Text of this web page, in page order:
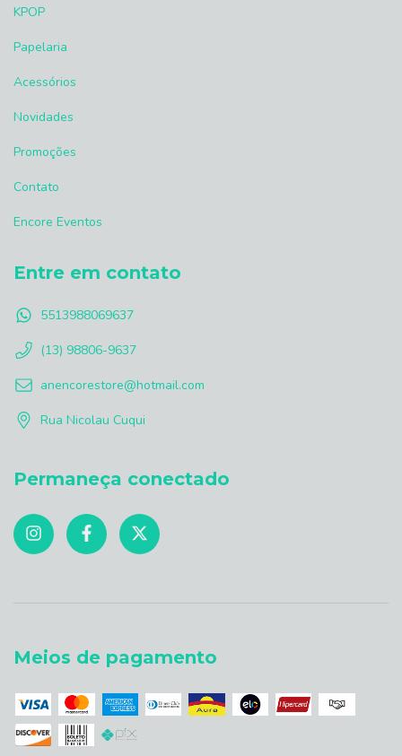
KPOP
Papelaria
Acessórios
Novidades
Promoções
Contato
Encore Eventos
Entre em contato
5513988069637
(13) 98806-9637
anencorestore@hotmail.com
Rua Nicolau Cuqui
Permaneça conectado
Meios de pagamento